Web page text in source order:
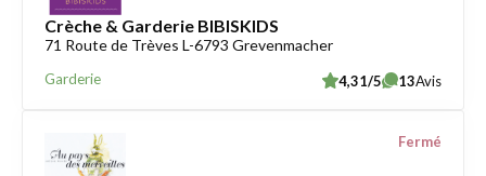
Crèche & Garderie BIBISKIDS
71 Route de Trèves L-6793 Grevenmacher
Garderie 4,31/5 13Avis
Fermé